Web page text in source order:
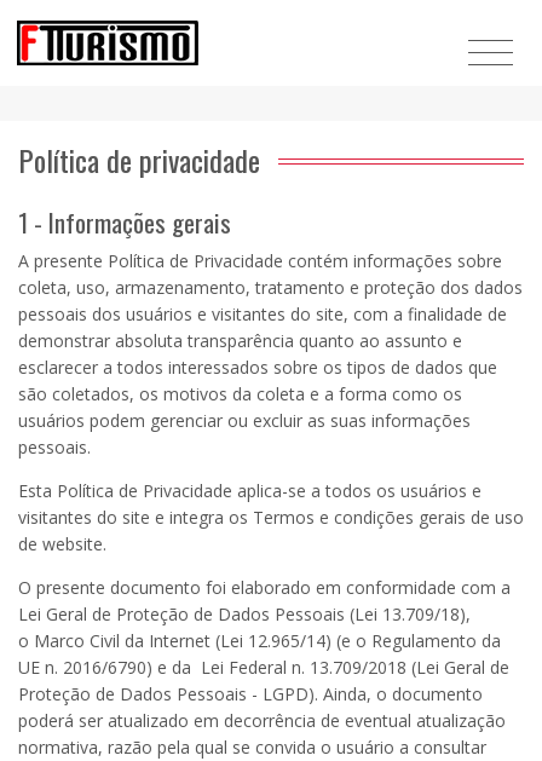
Política de privacidade
1 - Informações gerais
A presente Política de Privacidade contém informações sobre
coleta, uso, armazenamento, tratamento e proteção dos dados
pessoais dos usuários e visitantes do site, com a finalidade de
demonstrar absoluta transparência quanto ao assunto e
esclarecer a todos interessados sobre os tipos de dados que
são coletados, os motivos da coleta e a forma como os
usuários podem gerenciar ou excluir as suas informações
pessoais.
Esta Política de Privacidade aplica-se a todos os usuários e
visitantes do site e integra os Termos e condições gerais de uso
de website.
O presente documento foi elaborado em conformidade com a
Lei Geral de Proteção de Dados Pessoais (Lei 13.709/18),
o Marco Civil da Internet (Lei 12.965/14) (e o Regulamento da
UE n. 2016/6790) e da Lei Federal n. 13.709/2018 (Lei Geral de
Proteção de Dados Pessoais - LGPD). Ainda, o documento
poderá ser atualizado em decorrência de eventual atualização
normativa, razão pela qual se convida o usuário a consultar